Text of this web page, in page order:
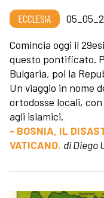
ECCLESIA
Comincia oggi il
questo pontificato.
Bulgaria, poi la
Un viaggio in nome
ortodosse locali,
agli islamici.
- BOSNIA, IL
VATICANO, di Diego